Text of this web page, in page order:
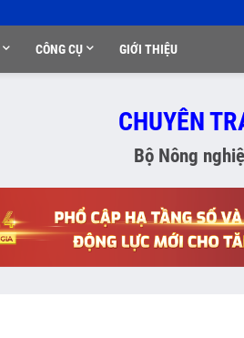
CÔNG CỤ GIỚI THIỆU
CHUYÊN
Bộ Nông